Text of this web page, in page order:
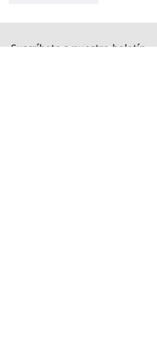
Suscríbete a nuestro boletín